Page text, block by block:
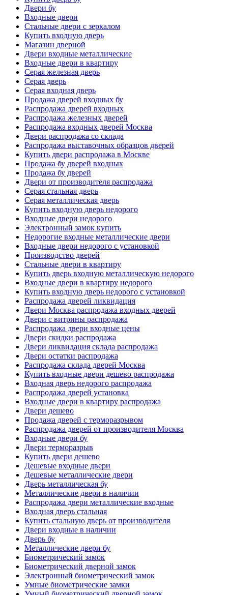
Двери бу
Входные двери
Стальные двери с зеркалом
Купить входную дверь
Магазин дверной
Двери входные металлические
Входные двери в квартиру
Серая железная дверь
Серая дверь
Серая входная дверь
Продажа дверей входных бу
Распродажа дверей входных
Распродажа железных дверей
Распродажа входных дверей Москва
Двери распродажа со склада
Распродажа выставочных образцов дверей
Купить двери распродажа в Москве
Продажа бу дверей входных
Продажа бу дверей
Двери от производителя распродажа
Серая стальная дверь
Серая металлическая дверь
Купить входную дверь недорого
Входные двери недорого
Электронный замок купить
Недорогие входные металлические двери
Входные двери недорого с установкой
Производство дверей
Стальные двери в квартиру
Купить дверь входную металлическую недорого
Входные двери в квартиру недорого
Купить входную дверь недорого с установкой
Распродажа дверей ликвидация
Двери Москва распродажа входных дверей
Двери с витрины распродажа
Распродажа двери входные цены
Двери скидки распродажа
Двери ликвидация склада распродажа
Двери остатки распродажа
Распродажа склада дверей Москва
Купить входные двери дешево распродажа
Входная дверь недорого распродажа
Распродажа дверей установка
Входные двери в квартиру распродажа
Двери дешево
Продажа дверей с терморазрывом
Распродажа дверей от производителя Москва
Входные двери бу
Двери терморазрыв
Купить двери дешево
Дешевые входные двери
Дешевые металлические двери
Дверь металлическая бу
Металлические двери в наличии
Распродажа двери металлические входные
Входная дверь стальная
Купить стальную дверь от производителя
Двери входные в наличии
Дверь бу
Металлические двери бу
Биометрический замок
Биометрический дверной замок
Электронный биометрический замок
Умные биометрические замки